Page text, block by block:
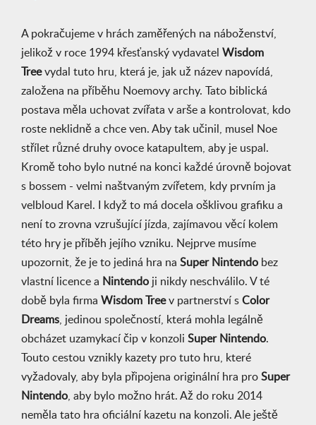
A pokračujeme v hrách zaměřených na náboženství,
jelikož v roce 1994 křesťanský vydavatel Wisdom
Treevydal tuto hru, která je, jak už název napovídá,
založena na příběhu Noemovy archy. Tato biblická
postava měla uchovat zvířata v arše a kontrolovat, kdo
roste neklidně a chce ven. Aby tak učinil, musel Noe
střílet různé druhy ovoce katapultem, aby je uspal.
Kromě toho bylo nutné na konci každé úrovně bojovat
s bossem - velmi naštvaným zvířetem, kdy prvním ja
velbloud Karel. I když to má docela ošklivou grafiku a
není to zrovna vzrušující jízda, zajímavou věcí kolem
této hry je příběh jejího vzniku. Nejprve musíme
upozornit, že je to jediná hra na Super Nintendo bez
vlastní licence a Nintendo ji nikdy neschválilo. V té
době byla firma Wisdom Treev partnerství s Color
Dreams , jedinou společností, která mohla legálně
obcházet uzamykací čip v konzoli Super Nintendo.
Touto cestou vznikly kazety pro tuto hru, které
vyžadovaly, aby byla připojena originální hra pro Super
Nintendo , aby bylo možno hrát. Až do roku 2014
neměla tato hra oficiální kazetu na konzoli. Ale ještě